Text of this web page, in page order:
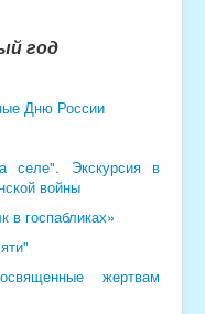
год
Дню России
селе". Экскурсияв
войны
в госпабликах»
жертвам